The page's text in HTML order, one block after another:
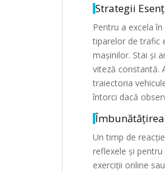
Strategii
Pentru a excela
tiparelor de trafic
mașinilor. Stai și
viteză constantă.
traiectoria
întorci dacă
Un timp de
reflexele și
exerciții online